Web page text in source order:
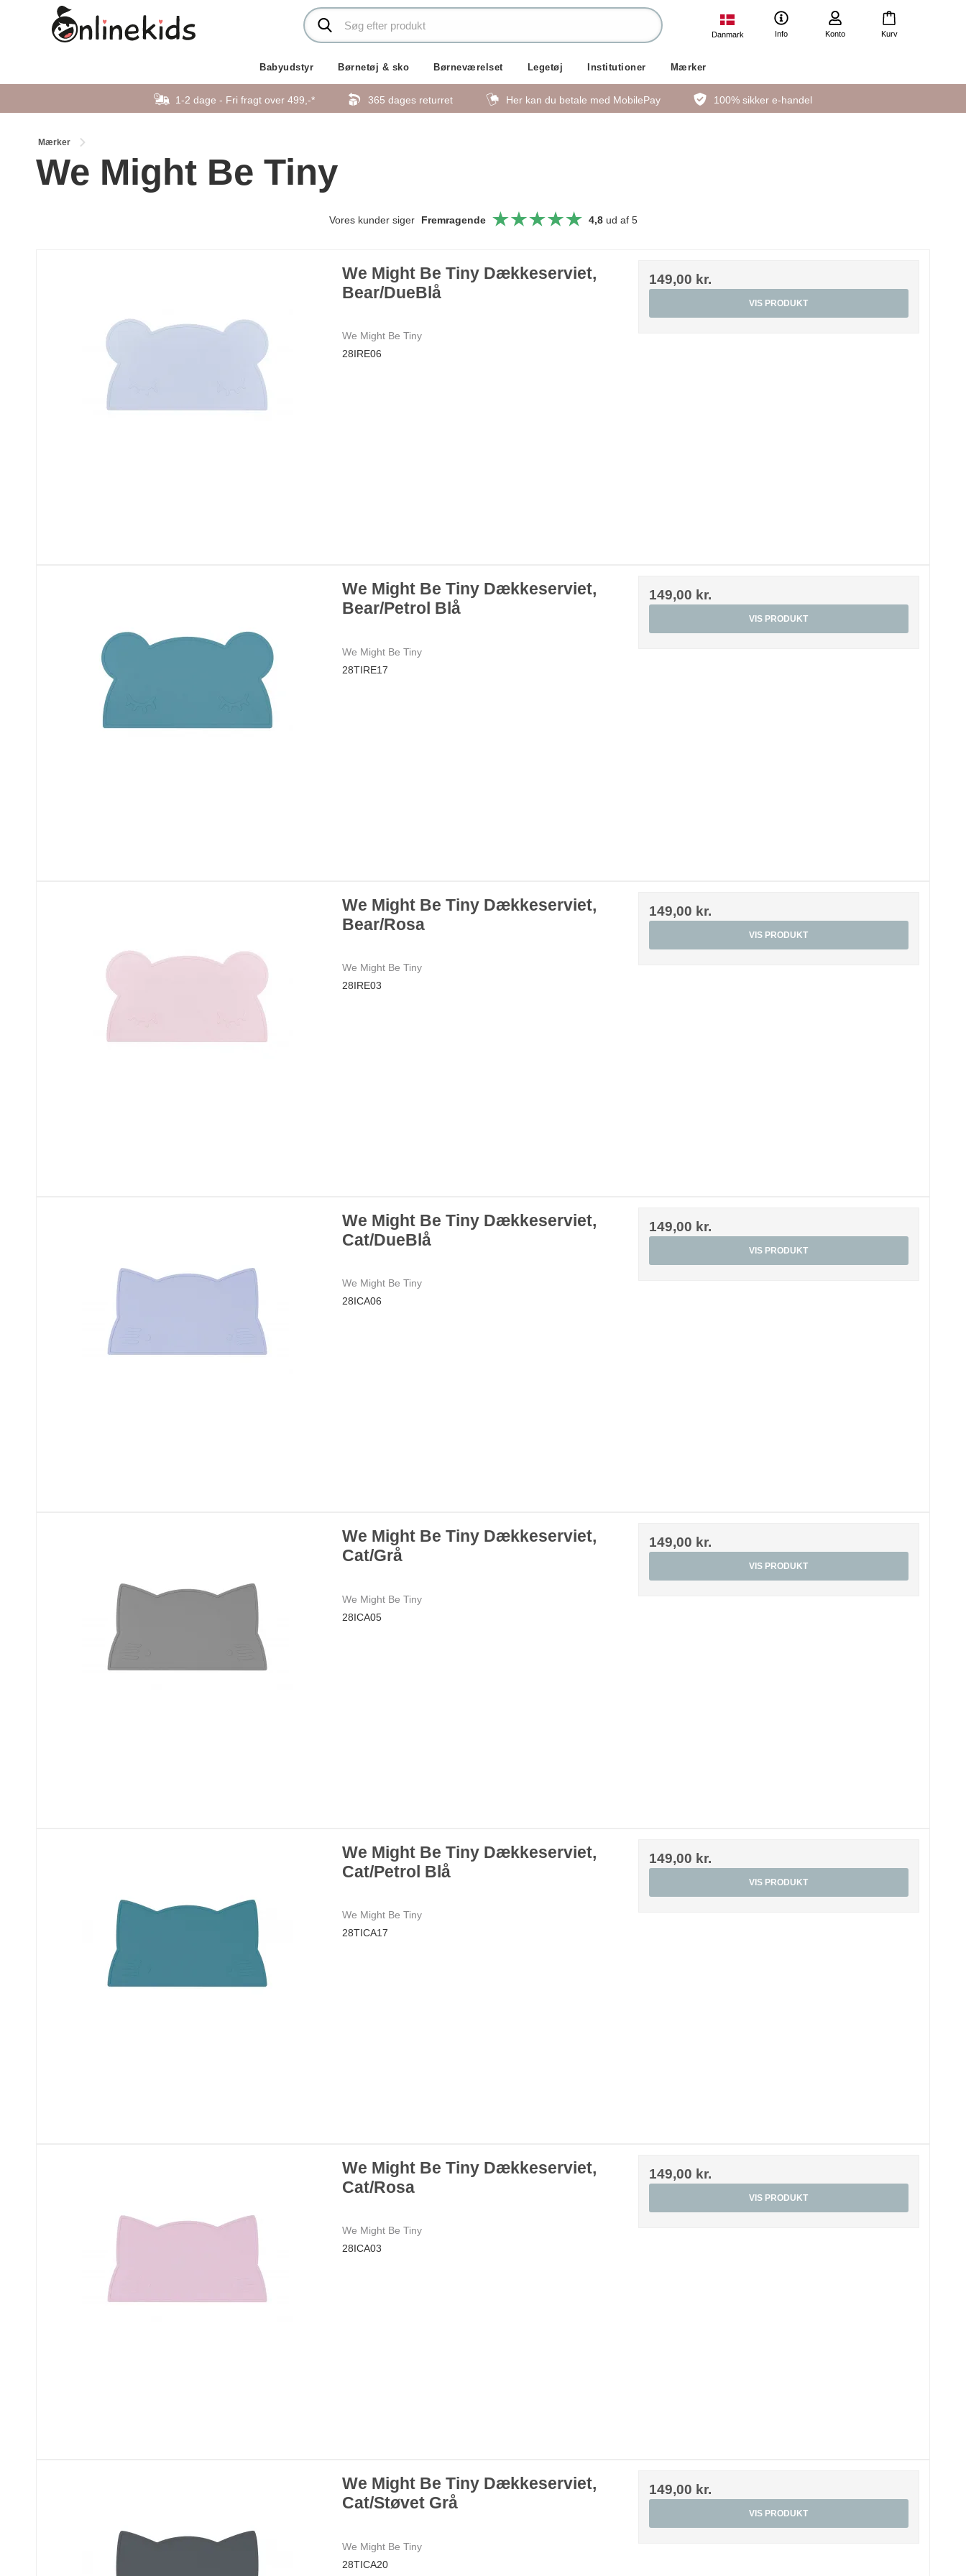
Danmark Info Konto Kurv
Babyudstyr Børnetøj & sko Børneværelset Legetøj Institutioner Mærker
1-2 dage - Fri fragt over 499,-* 365 dages returret Her kan du betale med MobilePay 100% sikker e-handel
Mærker
We Might Be Tiny
Vores kunder siger Fremragende 4,8ud af 5
We Might Be Tiny Dækkeserviet,
Bear/DueBlå
We Might Be Tiny
28IRE06
149,00 kr.
VIS PRODUKT
We Might Be Tiny Dækkeserviet,
Bear/Petrol Blå
We Might Be Tiny
28TIRE17
149,00 kr.
VIS PRODUKT
We Might Be Tiny Dækkeserviet,
Bear/Rosa
We Might Be Tiny
28IRE03
149,00 kr.
VIS PRODUKT
We Might Be Tiny Dækkeserviet,
Cat/DueBlå
We Might Be Tiny
28ICA06
149,00 kr.
VIS PRODUKT
We Might Be Tiny Dækkeserviet,
Cat/Grå
We Might Be Tiny
28ICA05
149,00 kr.
VIS PRODUKT
We Might Be Tiny Dækkeserviet,
Cat/Petrol Blå
We Might Be Tiny
28TICA17
149,00 kr.
VIS PRODUKT
We Might Be Tiny Dækkeserviet,
Cat/Rosa
We Might Be Tiny
28ICA03
149,00 kr.
VIS PRODUKT
We Might Be Tiny Dækkeserviet,
Cat/Støvet Grå
We Might Be Tiny
28TICA20
149,00 kr.
VIS PRODUKT